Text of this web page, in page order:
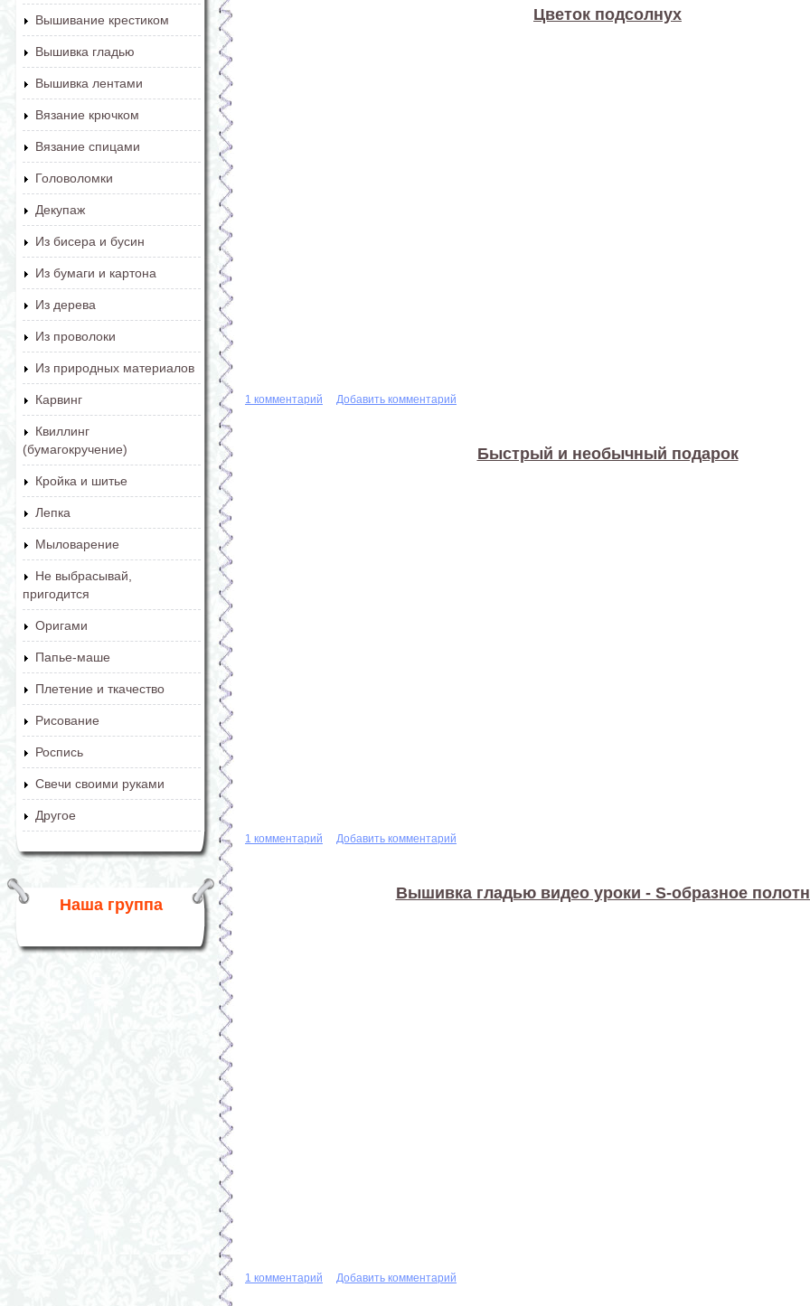
Вышивание крестиком
Вышивка гладью
Вышивка лентами
Вязание крючком
Вязание спицами
Головоломки
Декупаж
Из бисера и бусин
Из бумаги и картона
Из дерева
Из проволоки
Из природных материалов
Карвинг
Квиллинг
(бумагокручение)
Кройка и шитье
Лепка
Мыловарение
Не выбрасывай,
пригодится
Оригами
Папье-маше
Плетение и ткачество
Рисование
Роспись
Свечи своими руками
Другое
Наша группа
Цветок подсолнух
1 комментарий Добавить комментарий
Быстрый и необычный подарок
1 комментарий Добавить комментарий
Вышивка гладью видео уроки - S-образное
1 комментарий Добавить комментарий